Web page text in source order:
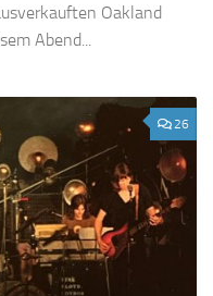
Oakland
Abend...
26